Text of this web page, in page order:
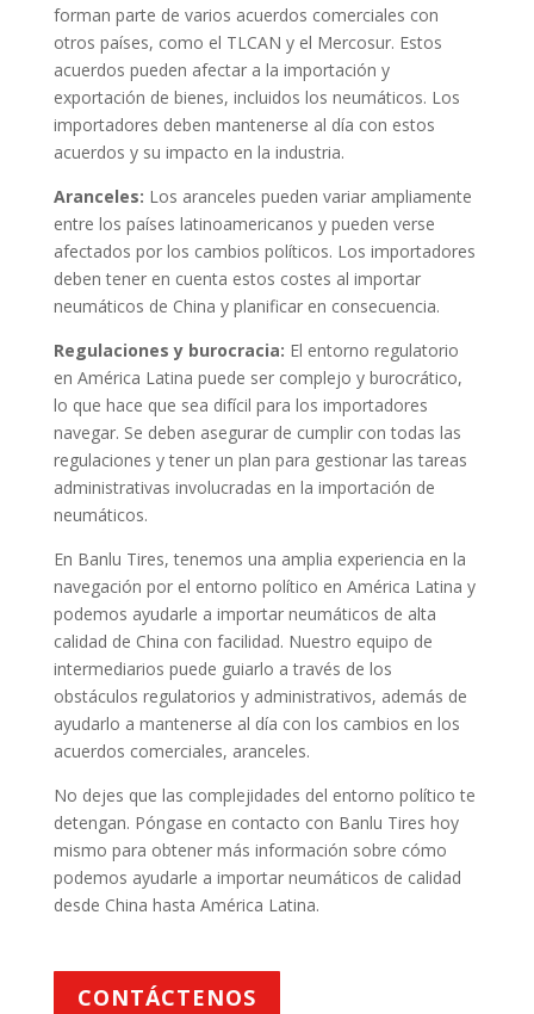
forman parte de varios acuerdos comerciales con
otros países, como el TLCAN y el Mercosur. Estos
acuerdos pueden afectar a la importación y
exportación de bienes, incluidos los neumáticos. Los
importadores deben mantenerse al día con estos
acuerdos y su impacto en la industria.
Aranceles: Los aranceles pueden variar ampliamente
entre los países latinoamericanos y pueden verse
afectados por los cambios políticos. Los importadores
deben tener en cuenta estos costes al importar
neumáticos de China y planificar en consecuencia.
Regulaciones y burocracia: El entorno regulatorio
en América Latina puede ser complejo y burocrático,
lo que hace que sea difícil para los importadores
navegar. Se deben asegurar de cumplir con todas las
regulaciones y tener un plan para gestionar las tareas
administrativas involucradas en la importación de
neumáticos.
En Banlu Tires, tenemos una amplia experiencia en la
navegación por el entorno político en América Latina y
podemos ayudarle a importar neumáticos de alta
calidad de China con facilidad. Nuestro equipo de
intermediarios puede guiarlo a través de los
obstáculos regulatorios y administrativos, además de
ayudarlo a mantenerse al día con los cambios en los
acuerdos comerciales, aranceles.
No dejes que las complejidades del entorno político te
detengan. Póngase en contacto con Banlu Tires hoy
mismo para obtener más información sobre cómo
podemos ayudarle a importar neumáticos de calidad
desde China hasta América Latina.
CONTÁCTENOS